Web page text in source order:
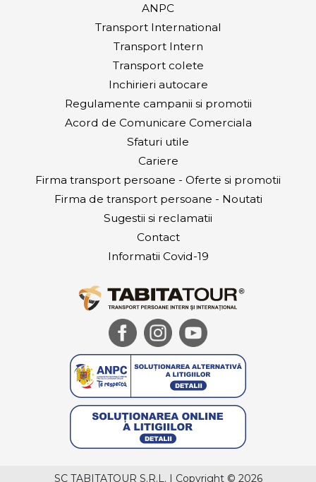
ANPC
Transport International
Transport Intern
Transport colete
Inchirieri autocare
Regulamente campanii si promotii
Acord de Comunicare Comerciala
Sfaturi utile
Cariere
Firma transport persoane - Oferte si promotii
Firma de transport persoane - Noutati
Sugestii si reclamatii
Contact
Informatii Covid-19
SC TABITATOUR S.R.L. | Copyright © 2026